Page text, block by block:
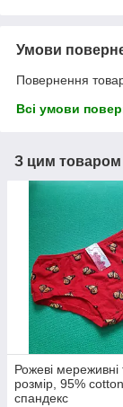
Умови
Повернення
Всі умови
З цим
Рожеві мереживні
розмір, 95%
спандекс